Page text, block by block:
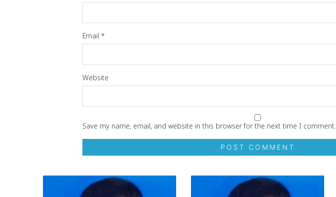
Email *
Website
Save my name, email, and website in this browser for the next time I comment.